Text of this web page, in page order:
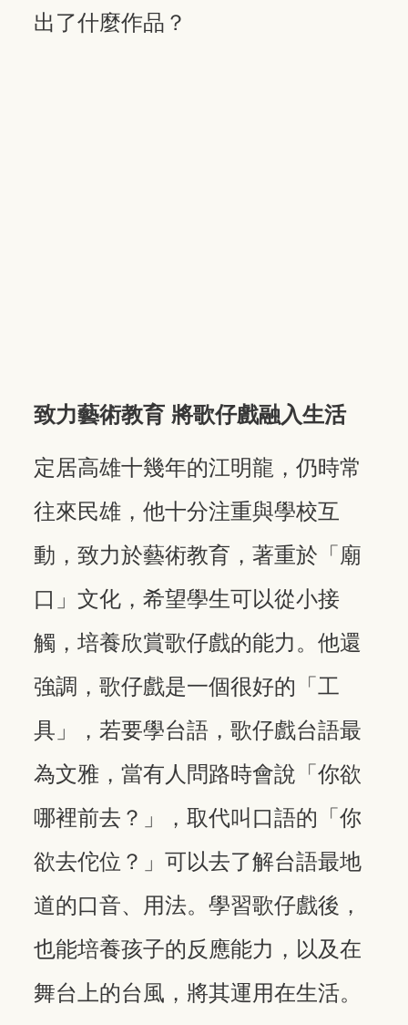
出了什麼作品？
致力藝術教育 將歌仔戲融入生活
定居高雄十幾年的江明龍，仍時常
往來民雄，他十分注重與學校互
動，致力於藝術教育，著重於「廟
口」文化，希望學生可以從小接
觸，培養欣賞歌仔戲的能力。他還
強調，歌仔戲是一個很好的「工
具」，若要學台語，歌仔戲台語最
為文雅，當有人問路時會說「你欲
哪裡前去？」，取代叫口語的「你
欲去佗位？」可以去了解台語最地
道的口音、用法。學習歌仔戲後，
也能培養孩子的反應能力，以及在
舞台上的台風，將其運用在生活。